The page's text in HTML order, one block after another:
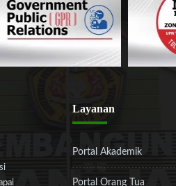
Layanan
Portal Akademik
Portal Orang Tua